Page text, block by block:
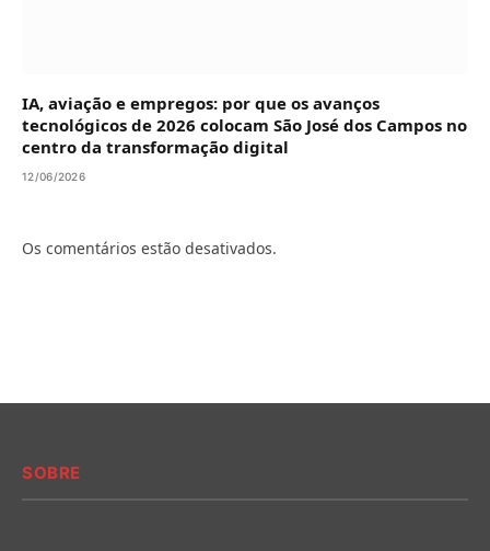
IA, aviação e empregos: por que os avanços
tecnológicos de 2026 colocam São José dos Campos no
centro da transformação digital
12/06/2026
Os comentários estão desativados.
SOBRE